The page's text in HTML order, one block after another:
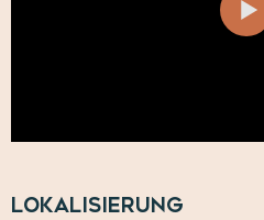
Lokalisierung